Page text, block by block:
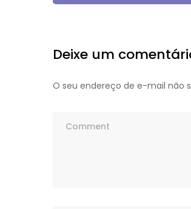
Deixe um
O seu endereço de e-mail não